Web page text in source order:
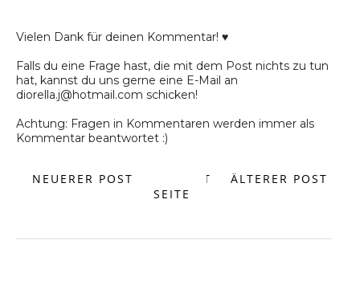
Vielen Dank für deinen Kommentar! ♥
Falls du eine Frage hast, die mit dem Post nichts zu tun
hat, kannst du uns gerne eine E-Mail an
diorella.j@hotmail.com schicken!
Achtung: Fragen in Kommentaren werden immer als
Kommentar beantwortet :)
NEUERER POST ÄLTERER POST
START
SEITE